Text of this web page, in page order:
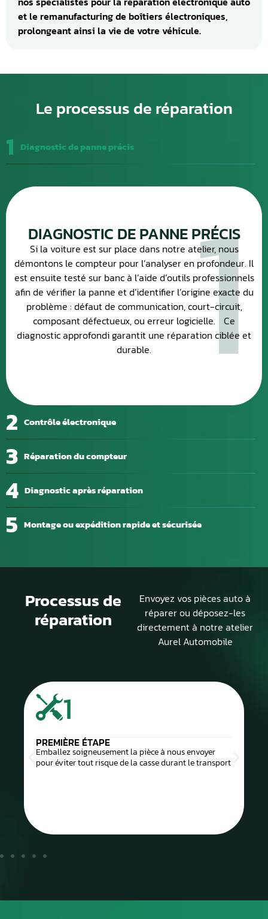
et le remanufacturing de boîtiers électroniques,
prolongeant ainsi la vie de votre véhicule.
Le processus de réparation
1 Diagnostic de panne précis
2 Contrôle électronique
3 Réparation du compteur
4 Diagnostic après réparation
5 Montage ou expédition rapide et sécurisée
1
DIAGNOSTIC DE PANNE PRÉCIS
Si la voiture est sur place dans notre atelier, nous
démontons le compteur pour l’analyser en profondeur. Il
est ensuite testé sur banc à l’aide d’outils professionnels
afin de vérifier la panne et d’identifier l’origine exacte du
problème : défaut de communication, court-circuit,
composant défectueux, ou erreur logicielle. Ce
diagnostic approfondi garantit une réparation ciblée et
durable.
Processus de
réparation
Envoyez vos pièces auto à
réparer ou déposez-les
directement à notre atelier
Aurel Automobile
1
PREMIÈRE ÉTAPE
Emballez soigneusement la pièce à nous envoyer
pour éviter tout risque de la casse durant le transport